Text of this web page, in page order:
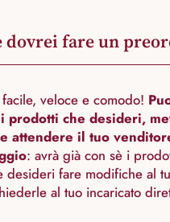
dovrei fare un
veloce e comodo!
prodotti che desideri,
attendere il tuo
: avrà già con sè i
desideri fare modifiche al
al tuo incaricato